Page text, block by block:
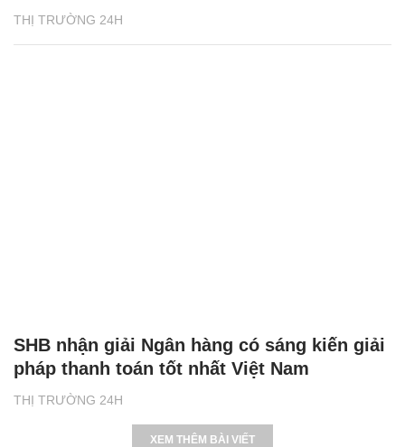
THỊ TRƯỜNG 24H
THỊ TRƯỜNG 24H
SHB nhận giải Ngân hàng có sáng kiến giải
pháp thanh toán tốt nhất Việt Nam
XEM THÊM BÀI VIẾT